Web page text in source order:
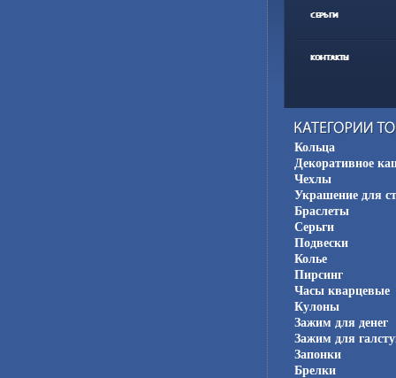
Кольца
Декоративное
Чехлы
Украшение для
Браслеты
Серьги
Подвески
Колье
Пирсинг
Часы кварцевые
Кулоны
Зажим для денег
Зажим для
Запонки
Брелки